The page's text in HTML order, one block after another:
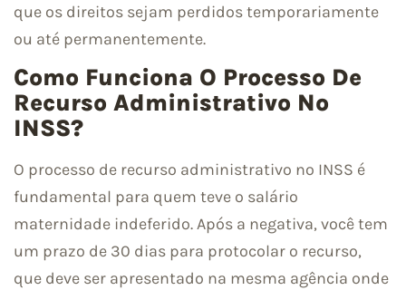
que os direitos sejam perdidos temporariamente
ou até permanentemente.
Como Funciona O Processo De
Recurso Administrativo No
INSS?
O processo de recurso administrativo no INSS é
fundamental para quem teve o salário
maternidade indeferido. Após a negativa, você tem
um prazo de 30 dias para protocolar o recurso,
que deve ser apresentado na mesma agência onde